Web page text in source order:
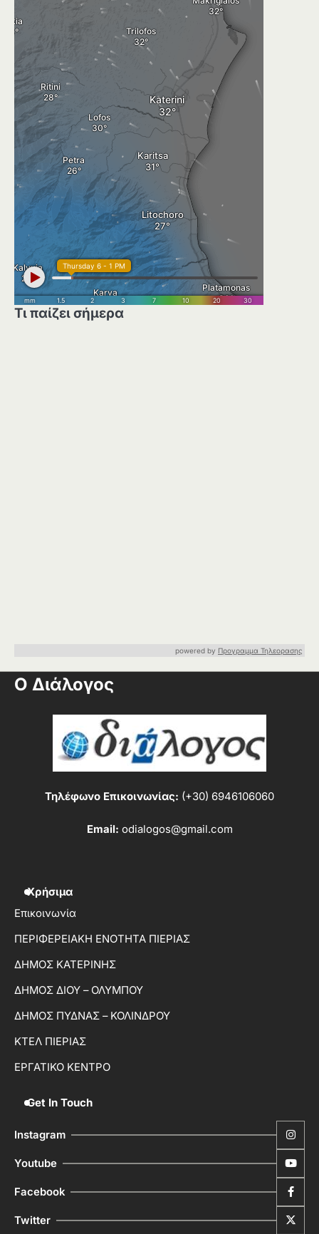
Τι παίζει σήμερα
powered by Προγραμμα Τηλεορασης
Ο Διάλογος
Τηλέφωνο Επικοινωνίας: (+30) 6946106060
Email: odialogos@gmail.com
Χρήσιμα
Επικοινωνία
ΠΕΡΙΦΕΡΕΙΑΚΗ ΕΝΟΤΗΤΑ ΠΙΕΡΙΑΣ
ΔΗΜΟΣ ΚΑΤΕΡΙΝΗΣ
ΔΗΜΟΣ ΔΙΟΥ – ΟΛΥΜΠΟΥ
ΔΗΜΟΣ ΠΥΔΝΑΣ – ΚΟΛΙΝΔΡΟΥ
ΚΤΕΛ ΠΙΕΡΙΑΣ
ΕΡΓΑΤΙΚΟ ΚΕΝΤΡΟ
Get In Touch
Instagram
Youtube
Facebook
Twitter